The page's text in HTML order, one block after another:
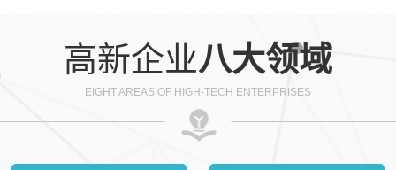
高新企业八大领域
EIGHT AREAS OF HIGH-TECH ENTERPRISES